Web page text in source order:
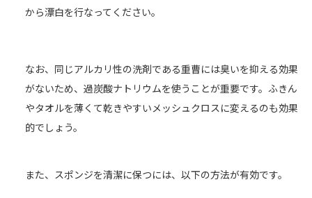
から漂白を行なってください。
なお、同じアルカリ性の洗剤である重曹には臭いを抑える効果
がないため、過炭酸ナトリウムを使うことが重要です。ふきん
やタオルを薄くて乾きやすいメッシュクロスに変えるのも効果
的でしょう。
また、スポンジを清潔に保つには、以下の方法が有効です。